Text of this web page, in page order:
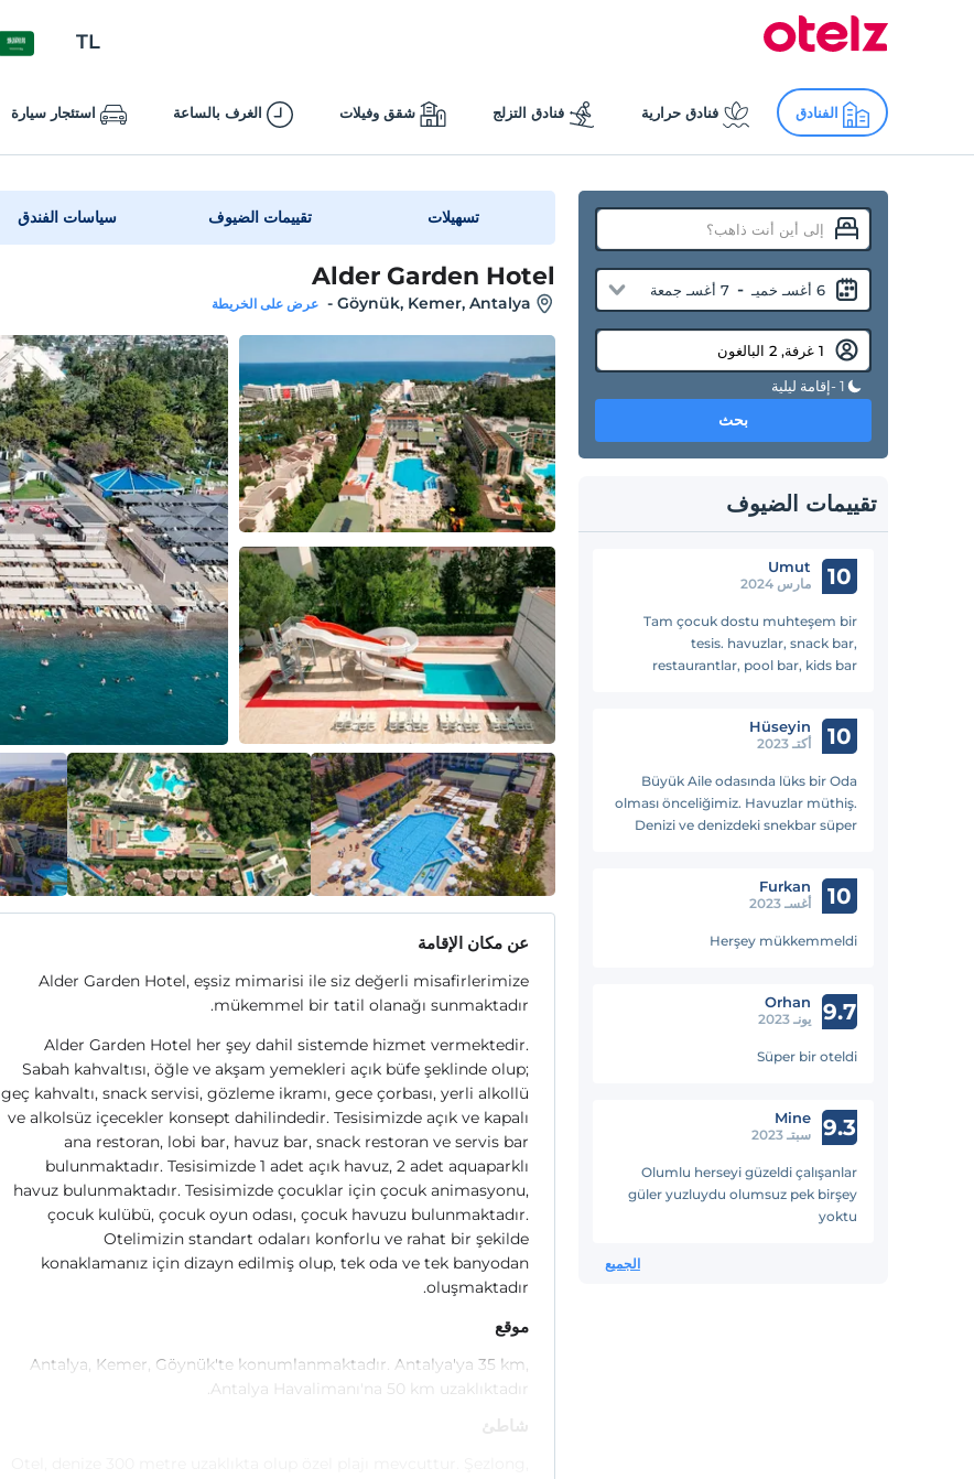
TL
الفنادق فنادق حرارية فنادق التزلج شقق وفيلات الغرف بالساعة استئجار سيارة
6 أغسـ خميـ - 7 أغسـ جمعة
1 -إقامة ليلية
بحث
تقييمات الضيوف
10
Umut
مارس 2024
Tam çocuk dostu muhteşem bir
tesis. havuzlar, snack bar,
restaurantlar, pool bar, kids bar
Öneririm
10
Hüseyin
أكتـ 2023
Büyük Aile odasında lüks bir Oda
olması önceliğimiz. Havuzlar müthiş.
Denizi ve denizdeki snekbar süper
10
Furkan
أغسـ 2023
Herşey mükkemmeldi
9.7
Orhan
يونـ 2023
Süper bir oteldi
9.3
Mine
سبتـ 2023
Olumlu herseyi güzeldi çalışanlar
güler yuzluydu olumsuz pek birşey
yoktu
الجميع
تسهيلات تقييمات الضيوف سياسات الفندق
Alder Garden Hotel
Göynük, Kemer, Antalya
- عرض على الخريطة
عن مكان الإقامة
Alder Garden Hotel, eşsiz mimarisi ile siz değerli misafirlerimize
mükemmel bir tatil olanağı sunmaktadır.
Alder Garden Hotel her şey dahil sistemde hizmet vermektedir.
Sabah kahvaltısı, öğle ve akşam yemekleri açık büfe şeklinde olup;
geç kahvaltı, snack servisi, gözleme ikramı, gece çorbası, yerli alkollü
ve alkolsüz içecekler konsept dahilindedir. Tesisimizde açık ve kapalı
ana restoran, lobi bar, havuz bar, snack restoran ve servis bar
bulunmaktadır.Tesisimizde 1 adet açık havuz, 2 adet aquaparklı
havuz bulunmaktadır. Tesisimizde çocuklar için çocuk animasyonu,
çocuk kulübü, çocuk oyun odası, çocuk havuzu bulunmaktadır.
Otelimizin standart odaları konforlu ve rahat bir şekilde
konaklamanız için dizayn edilmiş olup, tek oda ve tek banyodan
oluşmaktadır.
موقع
Antalya, Kemer, Göynük'te konumlanmaktadır. Antalya'ya 35 km,
Antalya Havalimanı'na 50 km uzaklıktadır.
شاطئ